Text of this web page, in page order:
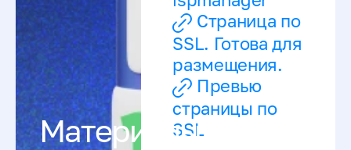
Материалы
Страница по
SSL. Готова для
размещения.
Превью
страницы по
SSL